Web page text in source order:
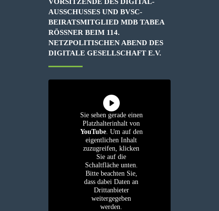
AUSSCHUSSES UND BVSC-
BEIRATSMITGLIED MDB TABEA
RÖSSNER BEIM 114. N
ETZPOLITISCHEN ABEND DES D
IGITALE GESELLSCHAFT E.V.
Sie sehen gerade einen
Platzhalterinhalt von
YouTube. Um auf den
eigentlichen Inhalt
zuzugreifen, klicken
Sie auf die
Schaltfläche unten.
Bitte beachten Sie,
dass dabei Daten an
Drittanbieter
weitergegeben
werden.